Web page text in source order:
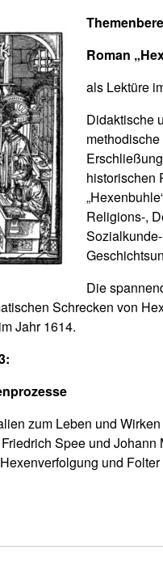
Roman
als Lektüre
Didaktische
methodische
historischen
Religions-,
Die
Schrecken von
Jahr 1614.
zum Leben und
Spee und Johann
und